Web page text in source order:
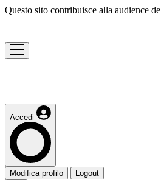
Questo sito contribuisce alla audience de
Accedi
Modifica profilo Logout